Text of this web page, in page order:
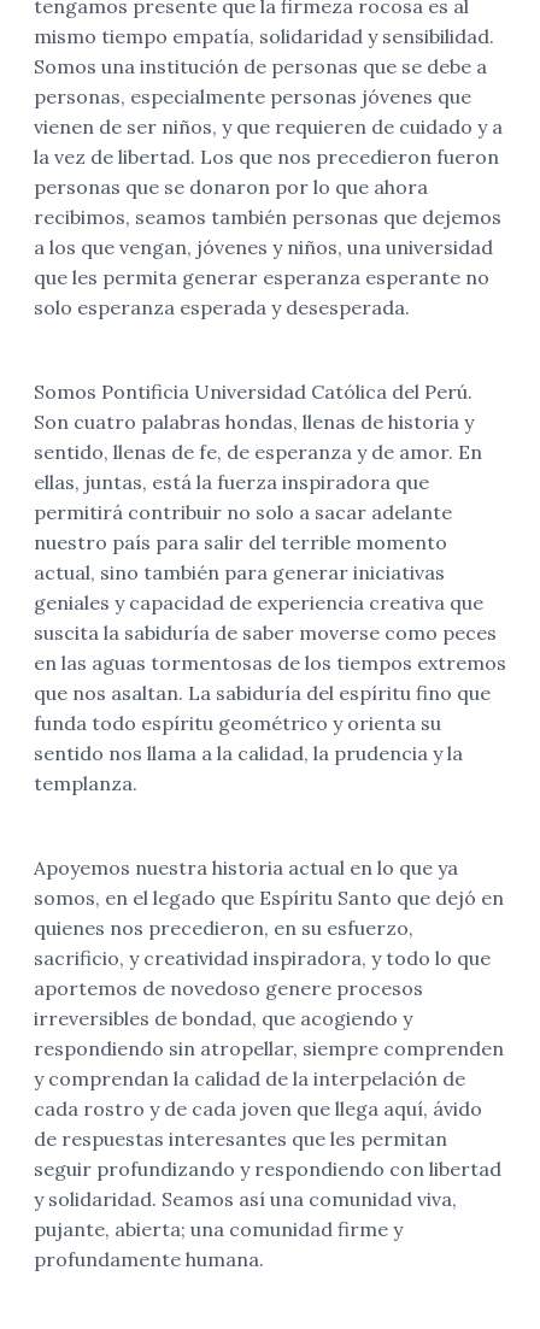
tengamos presente que la firmeza rocosa es al
mismo tiempo empatía, solidaridad y sensibilidad.
Somos una institución de personas que se debe a
personas, especialmente personas jóvenes que
vienen de ser niños, y que requieren de cuidado y a
la vez de libertad. Los que nos precedieron fueron
personas que se donaron por lo que ahora
recibimos, seamos también personas que dejemos
a los que vengan, jóvenes y niños, una universidad
que les permita generar esperanza esperante no
solo esperanza esperada y desesperada.
Somos Pontificia Universidad Católica del Perú.
Son cuatro palabras hondas, llenas de historia y
sentido, llenas de fe, de esperanza y de amor. En
ellas, juntas, está la fuerza inspiradora que
permitirá contribuir no solo a sacar adelante
nuestro país para salir del terrible momento
actual, sino también para generar iniciativas
geniales y capacidad de experiencia creativa que
suscita la sabiduría de saber moverse como peces
en las aguas tormentosas de los tiempos extremos
que nos asaltan. La sabiduría del espíritu fino que
funda todo espíritu geométrico y orienta su
sentido nos llama a la calidad, la prudencia y la
templanza.
Apoyemos nuestra historia actual en lo que ya
somos, en el legado que Espíritu Santo que dejó en
quienes nos precedieron, en su esfuerzo,
sacrificio, y creatividad inspiradora, y todo lo que
aportemos de novedoso genere procesos
irreversibles de bondad, que acogiendo y
respondiendo sin atropellar, siempre comprenden
y comprendan la calidad de la interpelación de
cada rostro y de cada joven que llega aquí, ávido
de respuestas interesantes que les permitan
seguir profundizando y respondiendo con libertad
y solidaridad. Seamos así una comunidad viva,
pujante, abierta; una comunidad firme y
profundamente humana.